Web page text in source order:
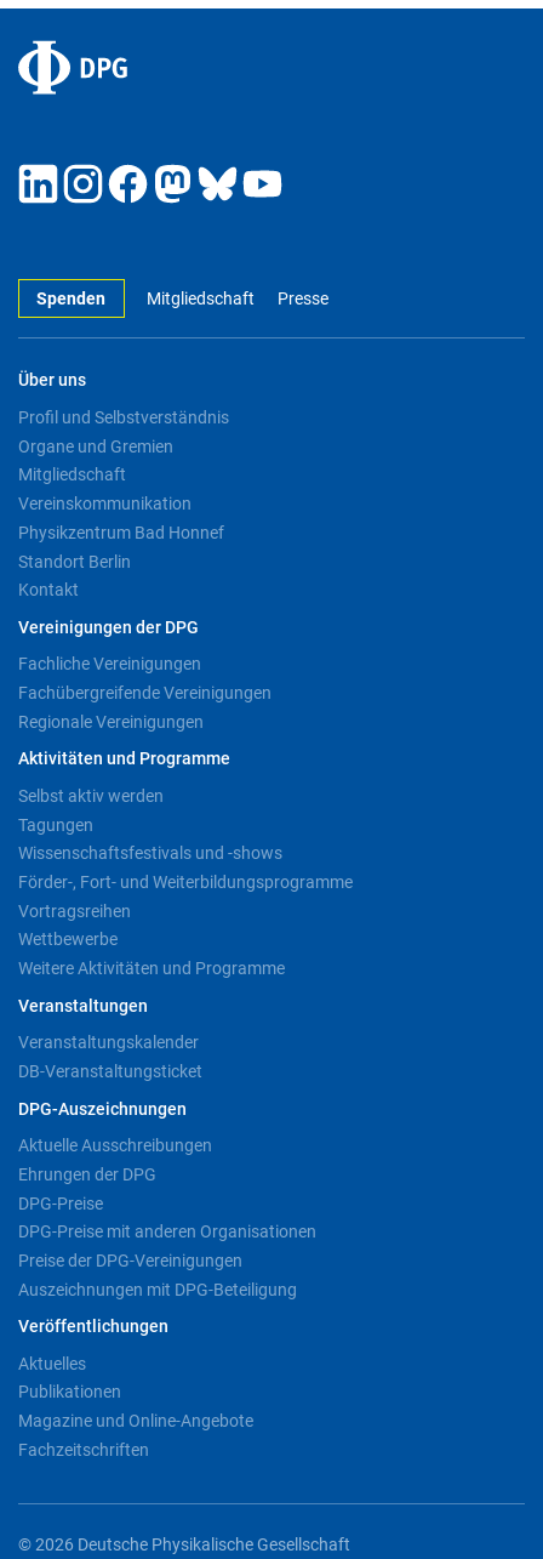
Spenden Mitgliedschaft Presse
Über uns
Profil und Selbstverständnis
Organe und Gremien
Mitgliedschaft
Vereinskommunikation
Physikzentrum Bad Honnef
Standort Berlin
Kontakt
Vereinigungen der DPG
Fachliche Vereinigungen
Fachübergreifende Vereinigungen
Regionale Vereinigungen
Aktivitäten und Programme
Selbst aktiv werden
Tagungen
Wissenschaftsfestivals und -shows
Förder-, Fort- und Weiterbildungsprogramme
Vortragsreihen
Wettbewerbe
Weitere Aktivitäten und Programme
Veranstaltungen
Veranstaltungskalender
DB-Veranstaltungsticket
DPG-Auszeichnungen
Aktuelle Ausschreibungen
Ehrungen der DPG
DPG-Preise
DPG-Preise mit anderen Organisationen
Preise der DPG-Vereinigungen
Auszeichnungen mit DPG-Beteiligung
Veröffentlichungen
Aktuelles
Publikationen
Magazine und Online-Angebote
Fachzeitschriften
© 2026 Deutsche Physikalische Gesellschaft